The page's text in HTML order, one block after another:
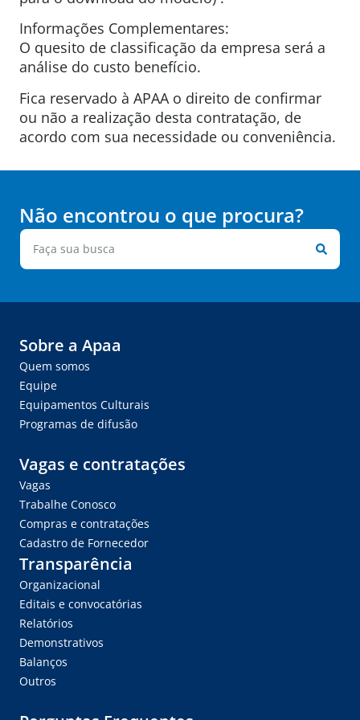
Informações Complementares:
O quesito de classificação da empresa será a
análise do custo benefício.
Fica reservado à APAA o direito de confirmar
ou não a realização desta contratação, de
acordo com sua necessidade ou conveniência.
Não encontrou o que procura?
Sobre a Apaa
Quem somos
Equipe
Equipamentos Culturais
Programas de difusão
Vagas e contratações
Vagas
Trabalhe Conosco
Compras e contratações
Cadastro de Fornecedor
Transparência
Organizacional
Editais e convocatórias
Relatórios
Demonstrativos
Balanços
Outros